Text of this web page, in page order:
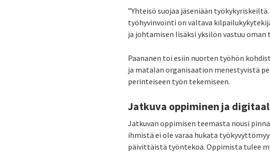
”Yhteisö suojaa jäseniään
työhyvinvointi on valtava
ja johtamisen lisäksi yksilön vastuu oman
Paananen toi esiin nuorten työhön
ja matalan organisaation menestyvistä
perinteiseen työn tekemiseen.
Jatkuva oppiminen ja
Jatkuvan oppimisen teemasta nousi
ihmistä ei ole varaa hukata
päivittäistä työntekoa. Oppimista tulee